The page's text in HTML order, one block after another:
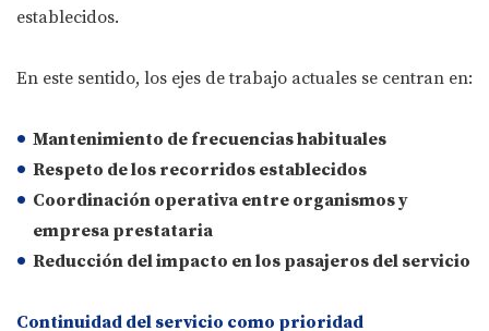
establecidos.
En este sentido, los ejes de trabajo actuales se centran en:
Mantenimiento de frecuencias habituales
Respeto de los recorridos establecidos
Coordinación operativa entre organismos y
empresa prestataria
Reducción del impacto en los pasajeros del servicio
Continuidad del servicio como prioridad